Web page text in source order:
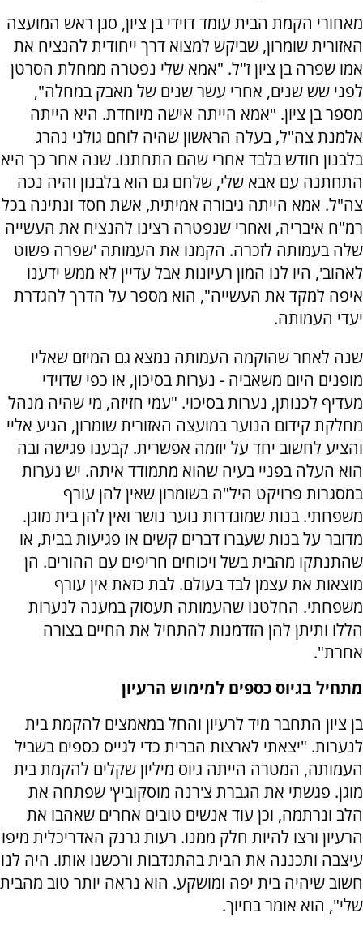
מאחורי הקמת הבית עומד דוידי בן ציון, סגן ראש המועצה
האזורית שומרון, שביקש למצוא דרך ייחודית להנציח את
אמו שפרה בן ציון ז"ל. "אמא שלי נפטרה ממחלת הסרטן
לפני שש שנים, אחרי עשר שנים של מאבק במחלה",
מספר בן ציון. "אמא הייתה אישה מיוחדת. היא הייתה
אלמנת צה"ל, בעלה הראשון שהיה לוחם גולני נהרג
בלבנון חודש בלבד אחרי שהם התחתנו. שנה אחר כך היא
התחתנה עם אבא שלי, שלחם גם הוא בלבנון והיה נכה
צה"ל. אמא הייתה גיבורה אמיתית, אשת חסד ונתינה בכל
רמ"ח איבריה, ואחרי שנפטרה רצינו להנציח את העשייה
שלה בעמותה לזכרה. הקמנו את העמותה 'שפרה פשוט
לאהוב', היו לנו המון רעיונות אבל עדיין לא ממש ידענו
איפה למקד את העשייה", הוא מספר על הדרך להגדרת
יעדי העמותה.
שנה לאחר שהוקמה העמותה נמצא גם המיזם שאליו
מופנים היום משאביה - נערות בסיכון, או כפי שדוידי
מעדיף לכנותן, נערות בסיכוי. "עמי חזיזה, מי שהיה מנהל
מחלקת קידום הנוער במועצה האזורית שומרון, הגיע אליי
והציע לחשוב יחד על יוזמה אפשרית. קבענו פגישה ובה
הוא העלה בפניי בעיה שהוא מתמודד איתה. יש נערות
במסגרות פרויקט היל"ה בשומרון שאין להן עורף
משפחתי. בנות שמוגדרות נוער נושר ואין להן בית מוגן.
מדובר על בנות שעברו דברים קשים או פגיעות בבית, או
שהתנתקו מהבית בשל ויכוחים חריפים עם ההורים. הן
מוצאות את עצמן לבד בעולם. לבת כזאת אין עורף
משפחתי. החלטנו שהעמותה תעסוק במענה לנערות
הללו ותיתן להן הזדמנות להתחיל את החיים בצורה
אחרת".
מתחיל בגיוס כספים למימוש הרעיון
בן ציון התחבר מיד לרעיון והחל במאמצים להקמת בית
לנערות. "יצאתי לארצות הברית כדי לגייס כספים בשביל
העמותה, המטרה הייתה גיוס מיליון שקלים להקמת בית
מוגן. פגשתי את הגברת צ'רנה מוסקוביץ' שפתחה את
הלב ונרתמה, וכן עוד אנשים טובים אחרים שאהבו את
הרעיון ורצו להיות חלק ממנו. רעות גרנק האדריכלית מיפו
עיצבה ותכננה את הבית בהתנדבות ורכשנו אותו. היה לנו
חשוב שיהיה בית יפה ומושקע. הוא נראה יותר טוב מהבית
שלי", הוא אומר בחיוך.